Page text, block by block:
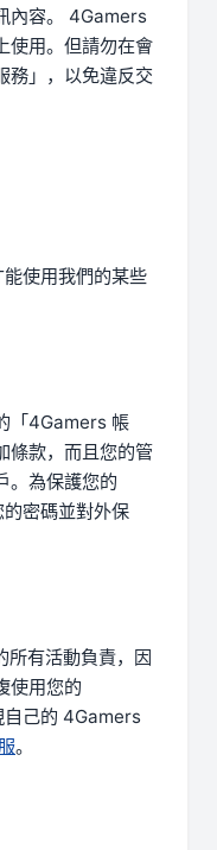
內容。 4Gamers
使用。但請勿在會
務」，以免違反交
使用我們的某些
「4Gamers 帳
條款，而且您的管
。為保護您的
密碼並對外保
有活動負責，因
使用您的
自己的 4Gamers
。